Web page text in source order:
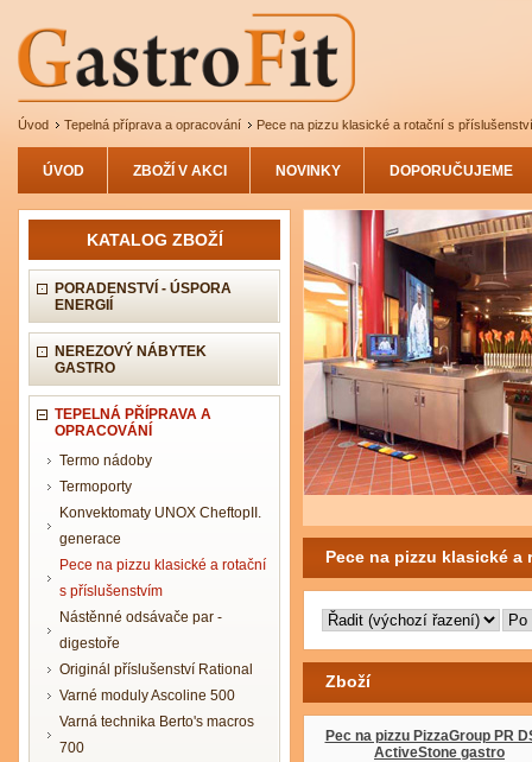
Úvod Tepelná příprava a opracování Pece na pizzu klasické a rotační s
ÚVOD ZBOŽÍ V AKCI NOVINKY DOPORUČUJEME
KATALOG ZBOŽÍ
PORADENSTVÍ - ÚSPORA
ENERGIÍ
NEREZOVÝ NÁBYTEK
GASTRO
TEPELNÁ PŘÍPRAVA A
OPRACOVÁNÍ
Termo nádoby
Termoporty
Konvektomaty UNOX CheftopII.
generace
Pece na pizzu klasické a rotační
s příslušenstvím
Nástěnné odsávače par -
digestoře
Originál příslušenství Rational
Varné moduly Ascoline 500
Varná technika Berto's macros
700
Pece na pizzu klasické
Zboží
Pec na pizzu PizzaGroup PR
ActiveStone gastro